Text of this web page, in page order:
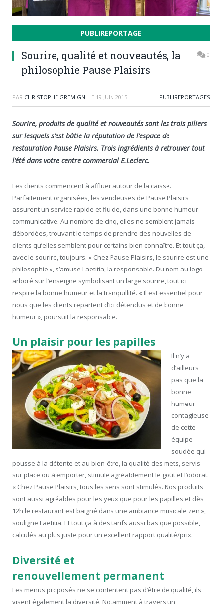
PUBLIREPORTAGE
Sourire, qualité et nouveautés, la
philosophie Pause Plaisirs
0
PAR CHRISTOPHE GREMIGNI LE 19 JUIN 2015 PUBLIREPORTAGES
Sourire, produits de qualité et nouveautés sont les trois piliers
sur lesquels s’est bâtie la réputation de l’espace de
restauration Pause Plaisirs. Trois ingrédients à retrouver tout
l’été dans votre centre commercial E.Leclerc.
Les clients commencent à affluer autour de la caisse.
Parfaitement organisées, les vendeuses de Pause Plaisirs
assurent un service rapide et fluide, dans une bonne humeur
communicative. Au nombre de cinq, elles ne semblent jamais
débordées, trouvant le temps de prendre des nouvelles de
clients qu’elles semblent pour certains bien connaître. Et tout ça,
avec le sourire, toujours. « Chez Pause Plaisirs, le sourire est une
philosophie », s’amuse Laetitia, la responsable. Du nom au logo
arboré sur l’enseigne symbolisant un large sourire, tout ici
respire la bonne humeur et la tranquillité. « Il est essentiel pour
nous que les clients repartent d’ici détendus et de bonne
humeur », poursuit la responsable.
Un plaisir pour les papilles
Il n’y a
d’ailleurs
pas que la
bonne
humeur
contagieuse
de cette
équipe
soudée qui
pousse à la détente et au bien-être, la qualité des mets, servis
sur place ou à emporter, stimule agréablement le goût et l’odorat.
« Chez Pause Plaisirs, tous les sens sont stimulés. Nos produits
sont aussi agréables pour les yeux que pour les papilles et dès
12h le restaurant est baigné dans une ambiance musicale zen »,
souligne Laetitia. Et tout ça à des tarifs aussi bas que possible,
calculés au plus juste pour un excellent rapport qualité/prix.
Diversité et
renouvellement permanent
Les menus proposés ne se contentent pas d’être de qualité, ils
visent également la diversité. Notamment à travers un